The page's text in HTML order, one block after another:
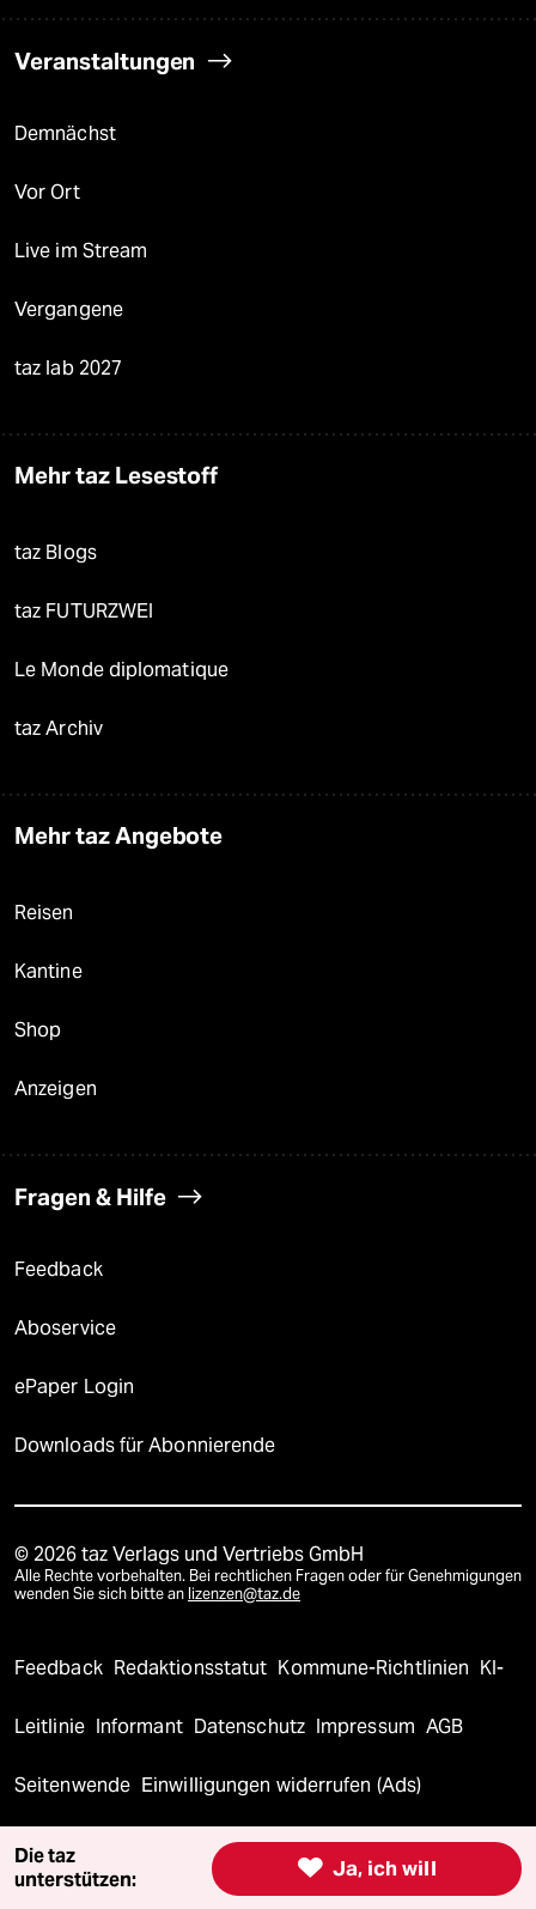
Veranstaltungen
Demnächst
Vor Ort
Live im Stream
Vergangene
taz lab 2027
Mehr taz Lesestoff
taz Blogs
taz FUTURZWEI
Le Monde diplomatique
taz Archiv
Mehr taz Angebote
Reisen
Kantine
Shop
Anzeigen
Fragen & Hilfe
Feedback
Aboservice
ePaper Login
Downloads für Abonnierende
© 2026 taz Verlags und Vertriebs GmbH
Alle Rechte vorbehalten. Bei rechtlichen Fragen oder für Genehmigungen
wenden Sie sich bitte an lizenzen@taz.de
Feedback Redaktionsstatut Kommune-Richtlinien KI-
Leitlinie Informant Datenschutz Impressum AGB
Seitenwende Einwilligungen widerrufen (Ads)
 Ja, ich will
Die taz
unterstützen: